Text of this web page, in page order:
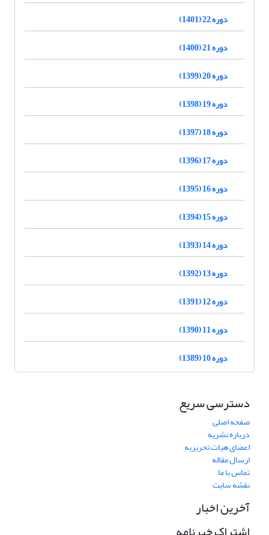
دوره 22 (1401)
دوره 21 (1400)
دوره 20 (1399)
دوره 19 (1398)
دوره 18 (1397)
دوره 17 (1396)
دوره 16 (1395)
دوره 15 (1394)
دوره 14 (1393)
دوره 13 (1392)
دوره 12 (1391)
دوره 11 (1390)
دوره 10 (1389)
دسترسی سریع
صفحه اصلی
درباره نشریه
اعضای هیات تحریریه
ارسال مقاله
تماس با ما
نقشه سایت
آخرین اخبار